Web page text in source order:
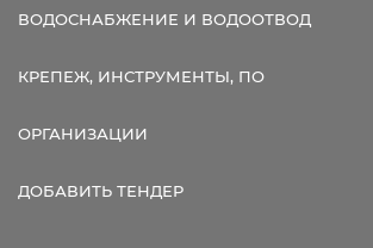
ВОДОСНАБЖЕНИЕ И ВОДООТВОД
КРЕПЕЖ, ИНСТРУМЕНТЫ, ПО
ОРГАНИЗАЦИИ
ДОБАВИТЬ ТЕНДЕР